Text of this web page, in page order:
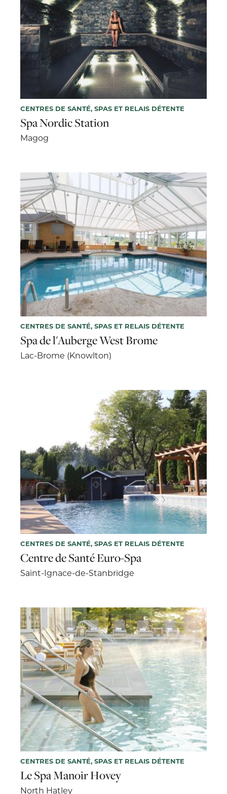
CENTRES DE SANTÉ, SPAS ET RELAIS DÉTENTE
Spa Nordic Station
Magog
CENTRES DE SANTÉ, SPAS ET RELAIS DÉTENTE
Spa de l'Auberge West Brome
Lac-Brome (Knowlton)
CENTRES DE SANTÉ, SPAS ET RELAIS DÉTENTE
Centre de Santé Euro-Spa
Saint-Ignace-de-Stanbridge
CENTRES DE SANTÉ, SPAS ET RELAIS DÉTENTE
Le Spa Manoir Hovey
North Hatley